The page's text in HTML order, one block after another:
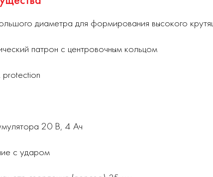
диаметра для формирования высокого
патрон с центровочным кольцом
protection
20 В, 4 Ач
с ударом